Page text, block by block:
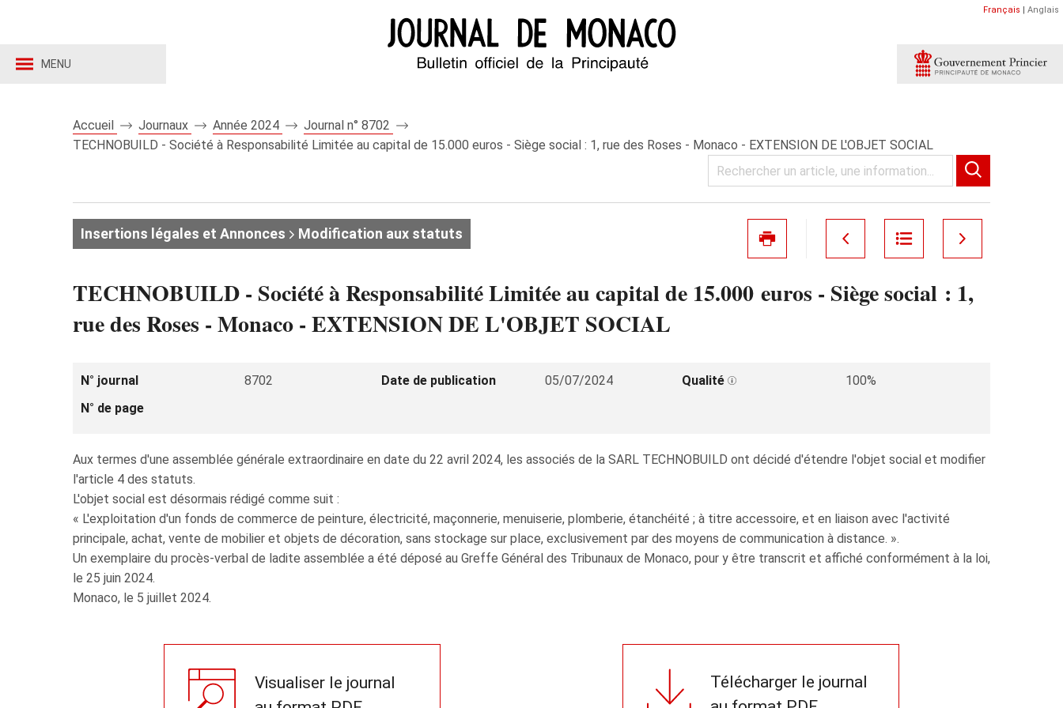
MENU
Français | Anglais
Accueil Journaux Année 2024
Journal n° 8702
TECHNOBUILD - Société à Responsabilité Limitée au capital de 15.000 euros - Siège social : 1, rue des Roses - Monaco - EXTENSION DE L'OBJET SOCIAL
Insertions légales et Annonces Modification aux statuts
TECHNOBUILD - Société à Responsabilité Limitée au capital de 15.000 euros - Siège social : 1,
rue des Roses - Monaco - EXTENSION DE L'OBJET SOCIAL
N° journal 8702 Date de publication 05/07/2024 Qualité
100%
N° de page
Aux termes d'une assemblée générale extraordinaire en date du 22 avril 2024, les associés de la SARL TECHNOBUILD ont décidé d'étendre l'objet social et modifier
l'article 4 des statuts.
L'objet social est désormais rédigé comme suit :
« L'exploitation d'un fonds de commerce de peinture, électricité, maçonnerie, menuiserie, plomberie, étanchéité ; à titre accessoire, et en liaison avec l'activité
principale, achat, vente de mobilier et objets de décoration, sans stockage sur place, exclusivement par des moyens de communication à distance. ».
Un exemplaire du procès-verbal de ladite assemblée a été déposé au Greffe Général des Tribunaux de Monaco, pour y être transcrit et affiché conformément à la loi,
le 25 juin 2024.
Monaco, le 5 juillet 2024.
Visualiser le journal
Télécharger le journal